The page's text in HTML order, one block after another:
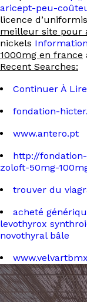
aricept-peu-
licence
meilleur site pour
nickels Information
1000mg en france
Recent Searches:
Continuer À Lire
fondation-
www.antero.pt
http://
zoloft-50mg-
trouver du
acheté
levothyrox
novothyral bâle